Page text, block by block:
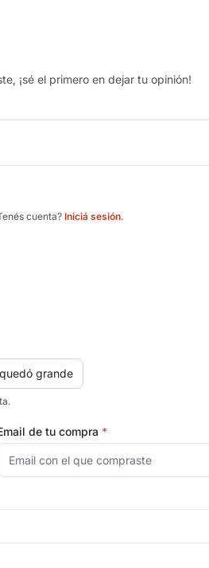
¡sé el primero en dejar tu opinión!
cuenta? Iniciá sesión.
grande
de tu compra *